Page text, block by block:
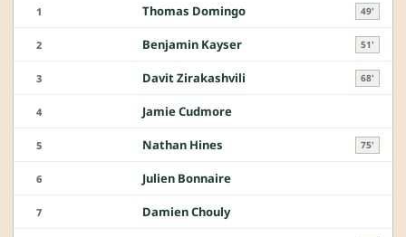
1 Thomas Domingo 49'
2 Benjamin Kayser 51'
3 Davit Zirakashvili 68'
4 Jamie Cudmore
5 Nathan Hines 75'
6 Julien Bonnaire
7 Damien Chouly